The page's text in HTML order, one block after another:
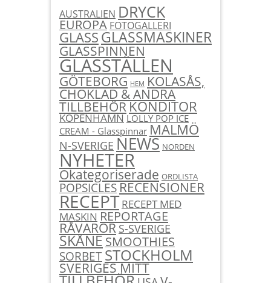
AUSTRALIEN DRYCK
EUROPA FOTOGALLERI
GLASSGLASSMASKINER
GLASSPINNEN
GLASSTÄLLEN
GÖTEBORG HEM KOLASÅS,
CHOKLAD & ANDRA
TILLBEHÖRKONDITOR
KÖPENHAMN LOLLY POP ICE
CREAM - Glasspinnar MALMÖ
N-SVERIGE NEWS NORDEN
NYHETER
Okategoriserade ORDLISTA
POPSICLESRECENSIONER
RECEPT RECEPT MED
MASKIN REPORTAGE
RÅVARORS-SVERIGE
SKÅNESMOOTHIES
SORBETSTOCKHOLM
SVERIGES MITT